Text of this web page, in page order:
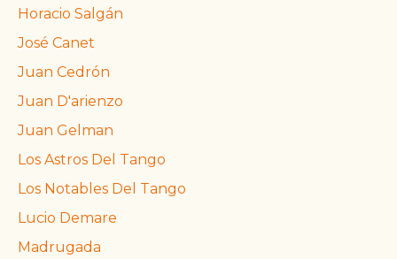
Horacio Salgán
José Canet
Juan Cedrón
Juan D'arienzo
Juan Gelman
Los Astros Del Tango
Los Notables Del Tango
Lucio Demare
Madrugada